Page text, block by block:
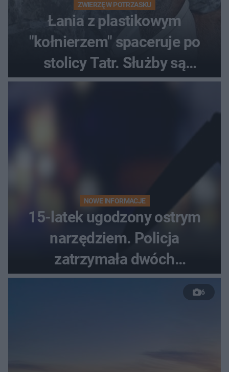
ZWIERZĘ W POTRZASKU
Łania z plastikowym
"kołnierzem" spaceruje po
stolicy Tatr. Służby są
bezradne
NOWE INFORMACJE
15-latek ugodzony ostrym
narzędziem. Policja
zatrzymała dwóch
nastolatków
6